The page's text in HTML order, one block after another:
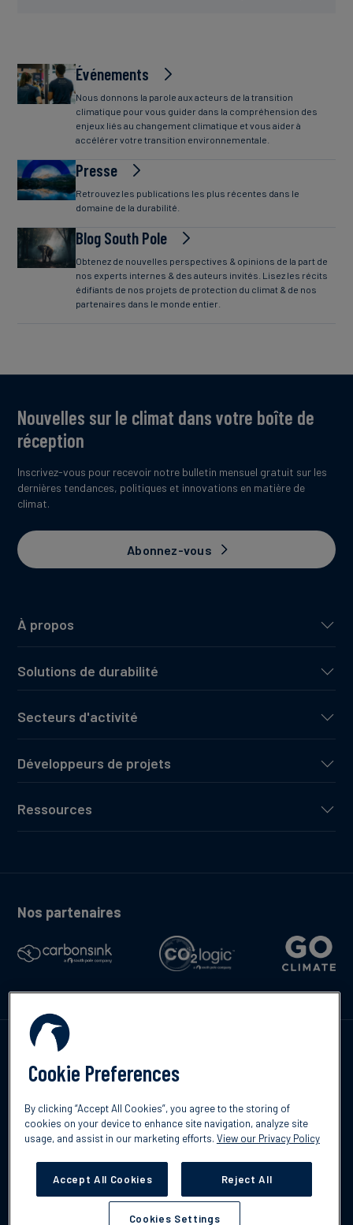
Événements
Nous donnons la parole aux acteurs de la transition
climatique pour vous guider dans la compréhension des
enjeux liés au changement climatique et vous aider à
accélérer votre transition environnementale.
Presse
Retrouvez les publications les plus récentes dans le
domaine de la durabilité.
Blog South Pole
Obtenez de nouvelles perspectives & opinions de la part de
nos experts internes & des auteurs invités. Lisez les récits
édifiants de nos projets de protection du climat & de nos
partenaires dans le monde entier.
English
À propos
Solutions de durabilité
Secteurs d'activité
Développeurs de projets
Ressources
Nouvelles sur le climat dans votre boîte de
réception
Inscrivez-vous pour recevoir notre bulletin mensuel gratuit sur les
dernières tendances, politiques et innovations en matière de
climat.
Abonnez-vous
Nos partenaires
responsabilité
Cookie Preferences
By clicking “Accept All Cookies”, you agree to the storing of
cookies on your device to enhance site navigation, analyze site
usage, and assist in our marketing efforts. View our Privacy Policy
Accept All Cookies Reject All
Cookies Settings